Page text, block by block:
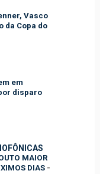
Vasco
da Copa do
em
disparo
MAIOR
DIAS -